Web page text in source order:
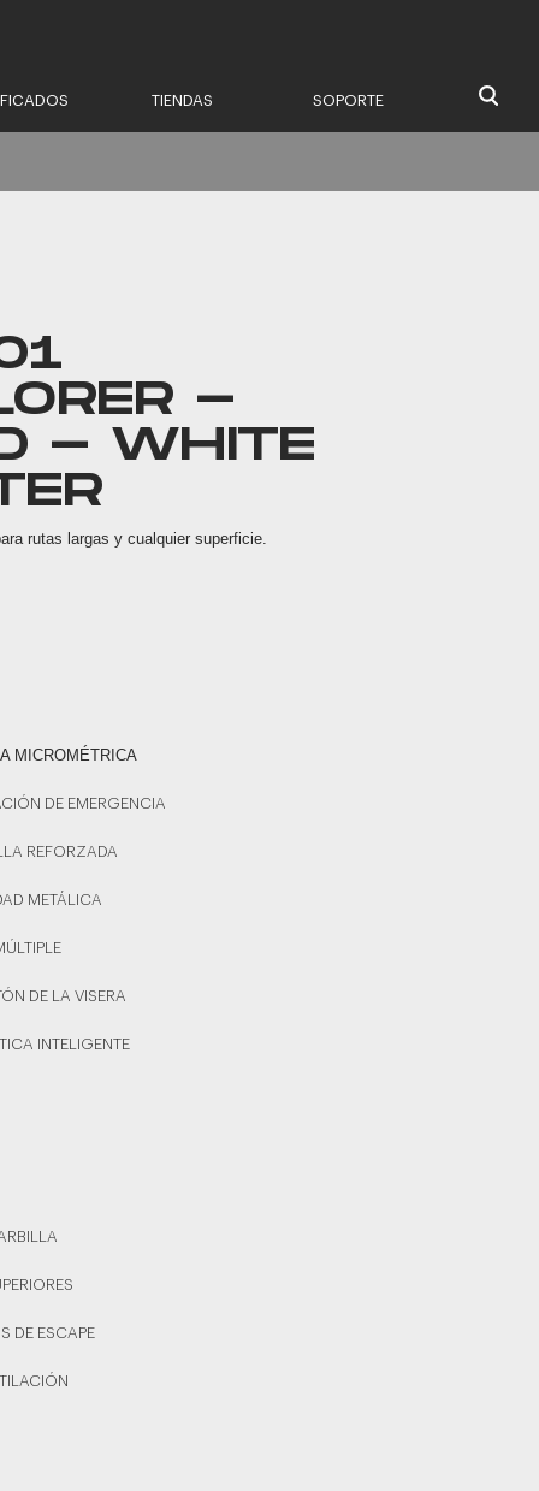
TIENDAS SOPORTE
-
- WHITE
rutas largas y cualquier superficie.
MICROMÉTRICA
DE EMERGENCIA
REFORZADA
METÁLICA
DE LA VISERA
INTELIGENTE
DE ESCAPE